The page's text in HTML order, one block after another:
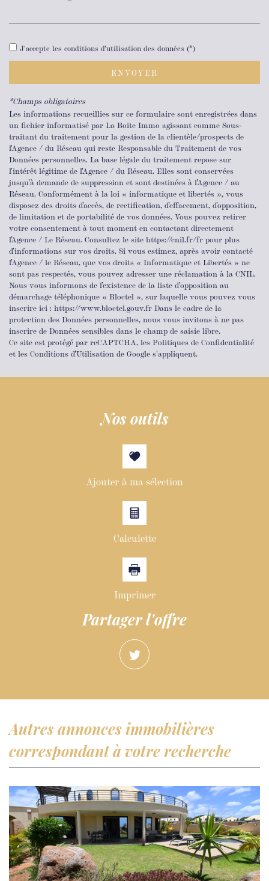
J'accepte les conditions d'utilisation des données (*)
ENVOYER
*Champs obligatoires
Les informations recueillies sur ce formulaire sont enregistrées dans
un fichier informatisé par La Boite Immo agissant comme Sous-
traitant du traitement pour la gestion de la clientèle/prospects de
l'Agence / du Réseau qui reste Responsable du Traitement de vos
Données personnelles. La base légale du traitement repose sur
l'intérêt légitime de l'Agence / du Réseau. Elles sont conservées
jusqu'à demande de suppression et sont destinées à l'Agence / au
Réseau. Conformément à la loi « informatique et libertés », vous
disposez des droits d’accès, de rectification, d’effacement, d’opposition,
de limitation et de portabilité de vos données. Vous pouvez retirer
votre consentement à tout moment en contactant directement
l’Agence / Le Réseau. Consultez le site https://cnil.fr/fr pour plus
d’informations sur vos droits. Si vous estimez, après avoir contacté
l'Agence / le Réseau, que vos droits « Informatique et Libertés » ne
sont pas respectés, vous pouvez adresser une réclamation à la CNIL.
Nous vous informons de l’existence de la liste d'opposition au
démarchage téléphonique « Bloctel », sur laquelle vous pouvez vous
inscrire ici : https://www.bloctel.gouv.fr Dans le cadre de la
protection des Données personnelles, nous vous invitons à ne pas
inscrire de Données sensibles dans le champ de saisie libre.
Ce site est protégé par reCAPTCHA, les Politiques de Confidentialité
et les Conditions d'Utilisation de Google s'appliquent.
nos outils
Ajouter à ma sélection
Calculette
Imprimer
partager l'offre
autres annonces immobilières
correspondant à votre recherche